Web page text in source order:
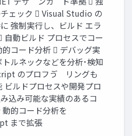
ェック  Visual Studio の
強制実行し、ビルド エラ
自動ビルド プロセスでコー
的コード分析  デバッグ実
ルネックなどを分析･検知
のプロフゔ゗リングも
ビルドプロセスや開発プロ
込み可能な実績のあるコ
的コード分析を
まで拡張